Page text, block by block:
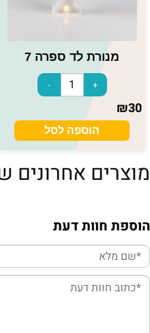
מנורת לד ספרה 7
₪30
הוספה לסל
מוצרים אחרונים
הוספת חוות דעת